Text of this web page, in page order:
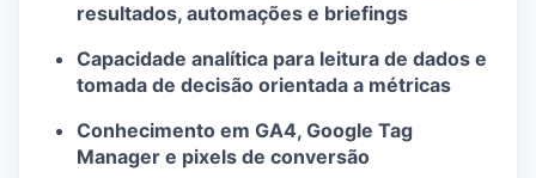
resultados, automações e briefings
Capacidade analítica para leitura de dados e
tomada de decisão orientada a métricas
Conhecimento em GA4, Google Tag
Manager e pixels de conversão